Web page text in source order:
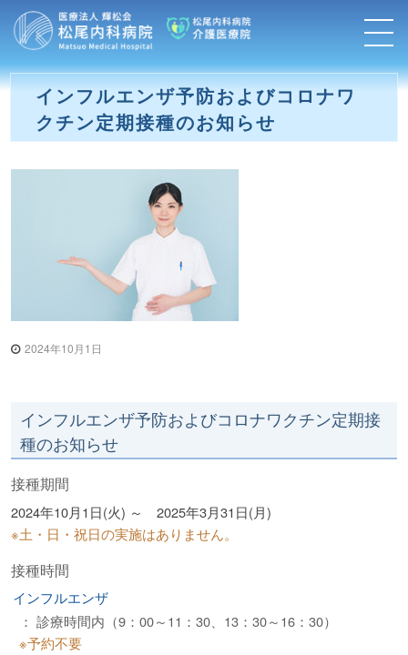
ン
ス
内
科
松
会
ル
インフルエンザ予防およびコロナワ
クチン定期接種のお知らせ
2024年10月1日
インフルエンザ予防およびコロナワクチン定期接
種のお知らせ
接種期間
2024年10月1日(火) ～ 2025年3月31日(月)
※土・日・祝日の実施はありません。
接種時間
インフルエンザ
： 診療時間内（9：00～11：30、13：30～16：30）
※予約不要